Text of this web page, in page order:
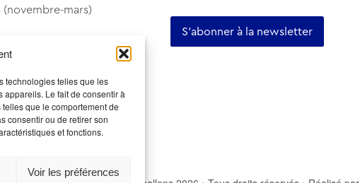
technologies telles que les
appareils. Le fait de consentir à
que le comportement de
consentir ou de retirer son
et fonctions.
Voir les préférences
(novembre-mars)
S'abonner à la newsletter